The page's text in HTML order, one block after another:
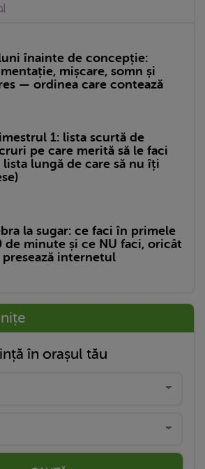
înainte de concepție:
mișcare, somn și
— ordinea care contează
1: lista scurtă de
pe care merită să le faci
lista lungă de care să nu îți
la sugar: ce faci în primele
de minute și ce NU faci, oricât
internetul
în orașul tău